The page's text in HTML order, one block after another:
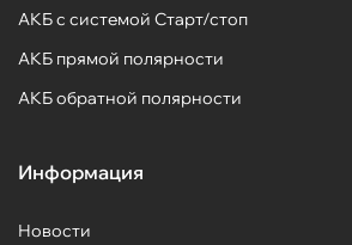
АКБ с системой Старт/стоп
АКБ прямой полярности
АКБ обратной полярности
Информация
Новости